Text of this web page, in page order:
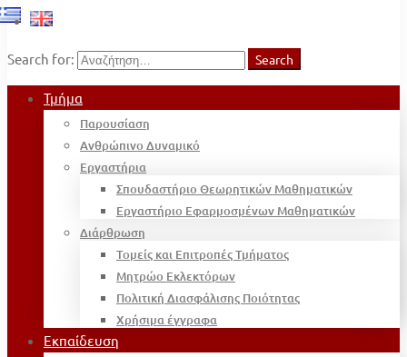
Search for: Search
Τμήμα
Παρουσίαση
Ανθρώπινο Δυναμικό
Εργαστήρια
Σπουδαστήριο Θεωρητικών Μαθηματικών
Εργαστήριο Εφαρμοσμένων Μαθηματικών
Διάρθρωση
Τομείς και Επιτροπές Τμήματος
Μητρώο Εκλεκτόρων
Πολιτική Διασφάλισης Ποιότητας
Χρήσιμα έγγραφα
Εκπαίδευση